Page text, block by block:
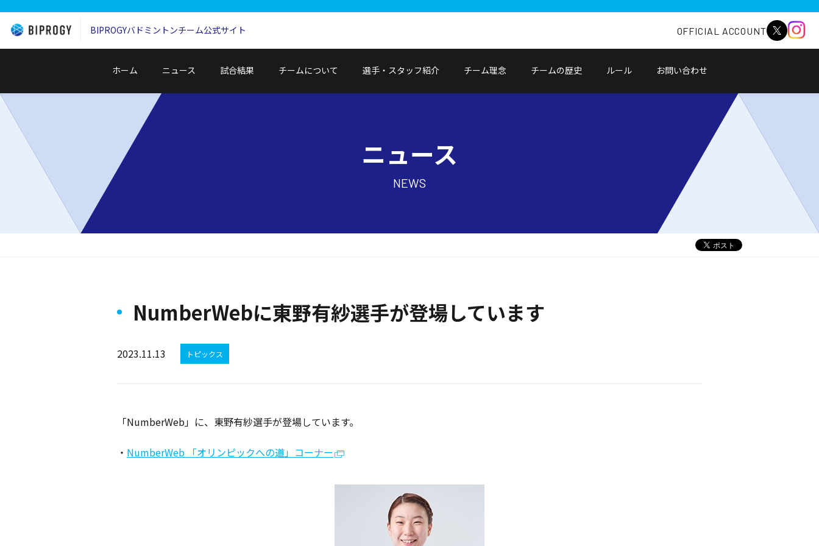
BIPROGYバドミントンチーム公式サイト OFFICIAL ACCOUNT
ホーム ニュース 試合結果 チームについて 選手・スタッフ紹介 チーム理念 チームの歴史 ルール お問い合わせ
ウ
ド
ウ
ニュース
NEWS
NumberWebに東野有紗選手が登場しています
2023.11.13 トピックス
「NumberWeb」に、東野有紗選手が登場しています。
・ NumberWeb 「オリンピックへの道」コーナー